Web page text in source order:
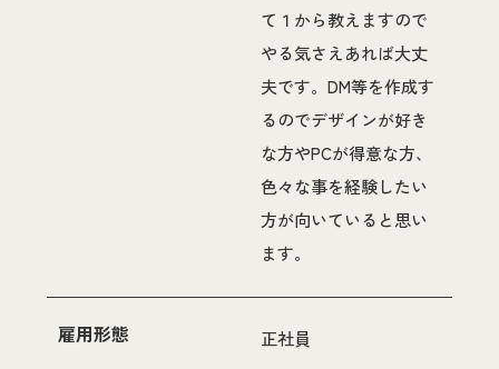
て１から教えますので
やる気さえあれば大丈
夫です。DM等を作成す
るのでデザインが好き
な方やPCが得意な方、
色々な事を経験したい
方が向いていると思い
ます。
雇用形態 正社員